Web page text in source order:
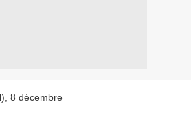
8 décembre